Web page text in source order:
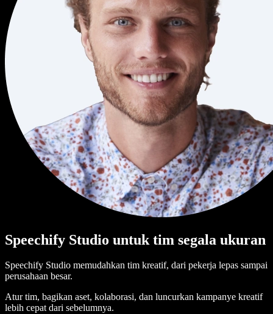
Speechify Studio untuk tim segala ukuran
Speechify Studio memudahkan tim kreatif, dari pekerja lepas sampai
perusahaan besar.
Atur tim, bagikan aset, kolaborasi, dan luncurkan kampanye kreatif
lebih cepat dari sebelumnya.